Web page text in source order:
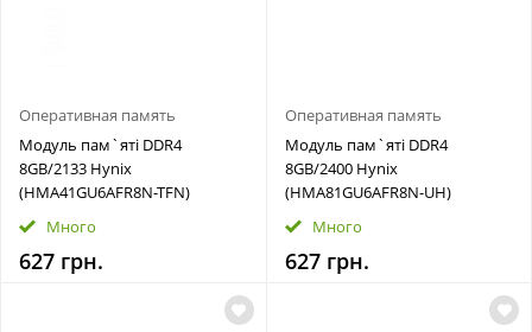
Оперативная память
Модуль пам`ятi DDR4
8GB/2133 Hynix
(HMA41GU6AFR8N-TFN)
Много
627 грн.
Оперативная память
Модуль пам`ятi DDR4
8GB/2400 Hynix
(HMA81GU6AFR8N-UH)
Много
627 грн.